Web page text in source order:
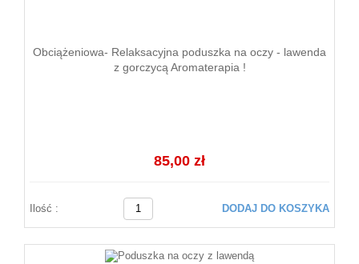
Obciążeniowa- Relaksacyjna poduszka na oczy - lawenda
z gorczycą Aromaterapia !
85,00 zł
Ilość : DODAJ DO KOSZYKA